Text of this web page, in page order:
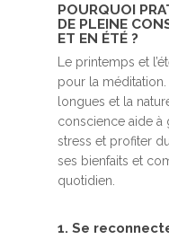
POURQUOI
DE PLEINE
ET EN ÉTÉ ?
Le printemps et
pour la
longues et la
conscience aide à
stress et profiter
ses bienfaits et
quotidien.
1. Se